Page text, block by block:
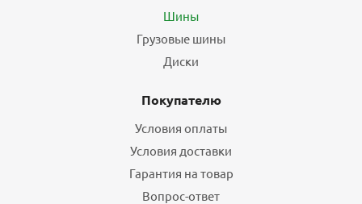
Шины
Грузовые шины
Диски
Покупателю
Условия оплаты
Условия доставки
Гарантия на товар
Вопрос-ответ